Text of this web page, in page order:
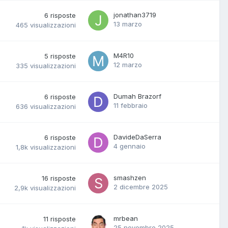
6 risposte
465 visualizzazioni
jonathan3719
13 marzo
5 risposte
335 visualizzazioni
M4R10
12 marzo
6 risposte
636 visualizzazioni
Dumah Brazorf
11 febbraio
6 risposte
1,8k visualizzazioni
DavideDaSerra
4 gennaio
16 risposte
2,9k visualizzazioni
smashzen
2 dicembre 2025
11 risposte
mrbean